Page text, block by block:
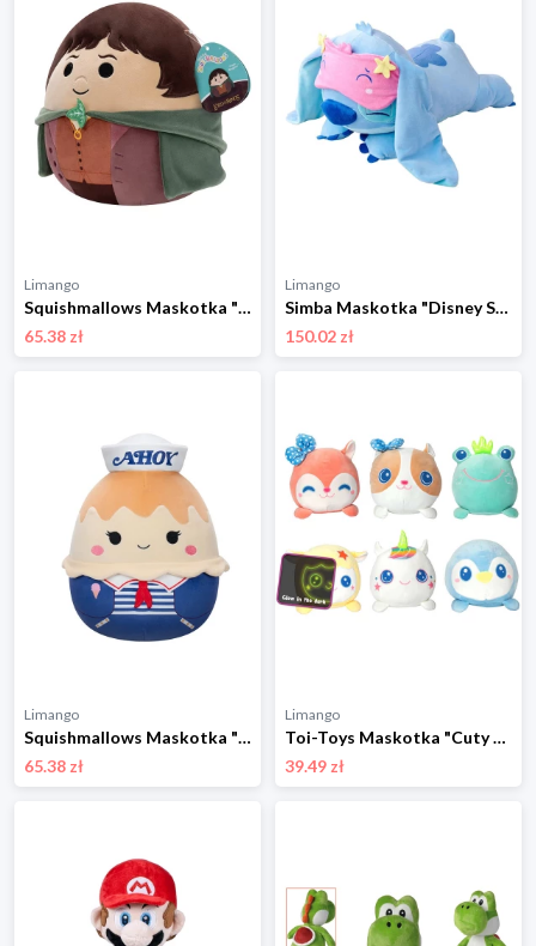
Limango
Squishmallows Maskotka "Frodo" w kolorze brązowym - 3+ rozmiar: onesize
65.38 zł
Limango
Simba Maskotka "Disney Snuglets Wellbeing Stitch" w kolorze błękitnym - 0+ rozmiar: onesize
150.02 zł
Limango
Squishmallows Maskotka "Butterscotch" - wys. 30 cm - 3+ rozmiar: onesize
65.38 zł
Limango
Toi-Toys Maskotka "Cuty XL" (produkt niespodzianka) - 2+ rozmiar: onesize
39.49 zł